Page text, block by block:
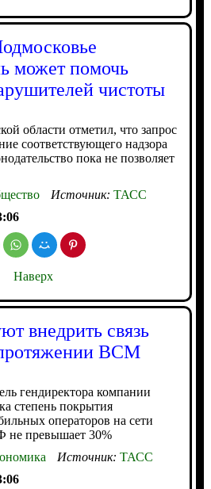
может помочь
чистоты
области отметил, что запрос
соответствующего надзора
пока не позволяет
Источник: ТАСС
Наверх
внедрить связь
ВСМ
гендиректора компании
степень покрытия
операторов на сети
не превышает 30%
Источник: ТАСС